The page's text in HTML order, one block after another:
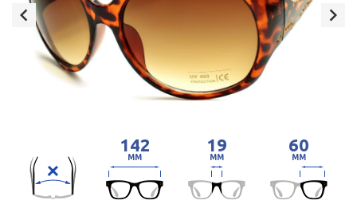
142
MM
19
MM
60
MM